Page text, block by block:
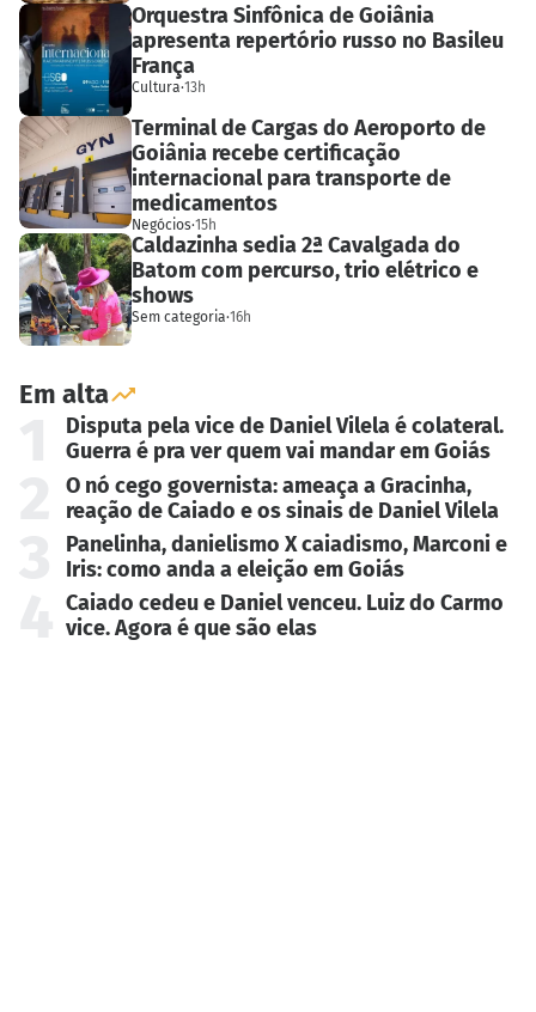
Orquestra Sinfônica de Goiânia
apresenta repertório russo no Basileu
França
Cultura·13h
Terminal de Cargas do Aeroporto de
Goiânia recebe certificação
internacional para transporte de
medicamentos
Negócios·15h
Caldazinha sedia 2ª Cavalgada do
Batom com percurso, trio elétrico e
shows
Sem categoria·16h
Em alta
Disputa pela vice de Daniel Vilela é colateral.
Guerra é pra ver quem vai mandar em Goiás
O nó cego governista: ameaça a Gracinha,
reação de Caiado e os sinais de Daniel Vilela
Panelinha, danielismo X caiadismo, Marconi e
Iris: como anda a eleição em Goiás
Caiado cedeu e Daniel venceu. Luiz do Carmo
vice. Agora é que são elas